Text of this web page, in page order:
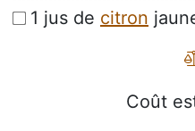
1 jus de citron
Coût